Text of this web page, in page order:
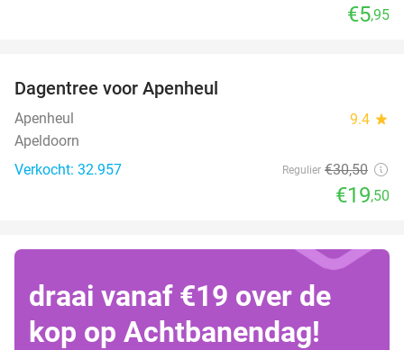
€5,95
Dagentree voor Apenheul
Apenheul 9.4 star
Apeldoorn
Verkocht: 32.957
Regulier €30,50
€19,50
draai vanaf €19 over de
kop op Achtbanendag!